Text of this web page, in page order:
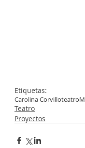
Etiquetas:
Carolina Corvilloteatro
Teatro
Proyectos